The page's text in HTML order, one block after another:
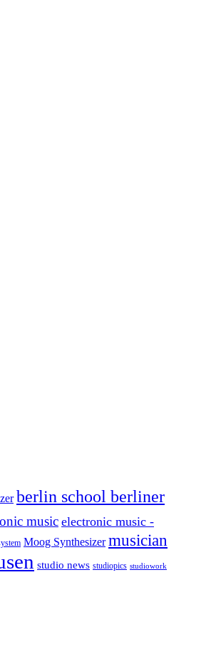
berlin school berliner
musicelectronic music -
Moog Synthesizer musician
studio news studiopics studiowork